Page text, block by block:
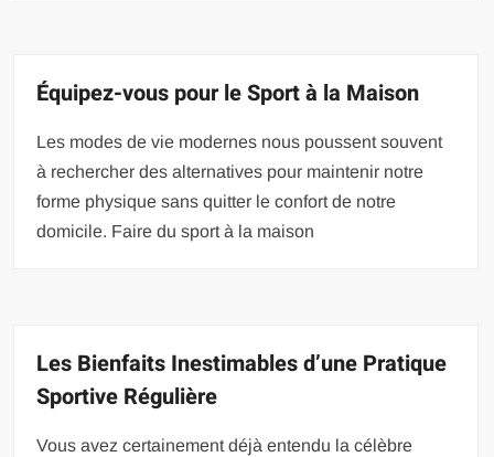
Équipez-vous pour le Sport à la Maison
Les modes de vie modernes nous poussent souvent
à rechercher des alternatives pour maintenir notre
forme physique sans quitter le confort de notre
domicile. Faire du sport à la maison
Les Bienfaits Inestimables d’une Pratique
Sportive Régulière
Vous avez certainement déjà entendu la célèbre